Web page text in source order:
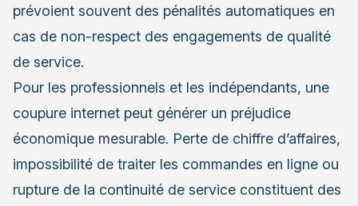
prévoient souvent des pénalités automatiques en
cas de non-respect des engagements de qualité
de service.
Pour les professionnels et les indépendants, une
coupure internet peut générer un préjudice
économique mesurable. Perte de chiffre d’affaires,
impossibilité de traiter les commandes en ligne ou
rupture de la continuité de service constituent des